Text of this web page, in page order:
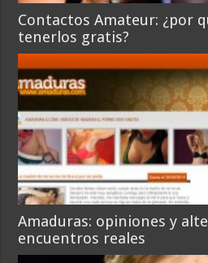
Contactos Amateur: ¿por
tenerlos gratis?
Amaduras: opiniones y
encuentros reales